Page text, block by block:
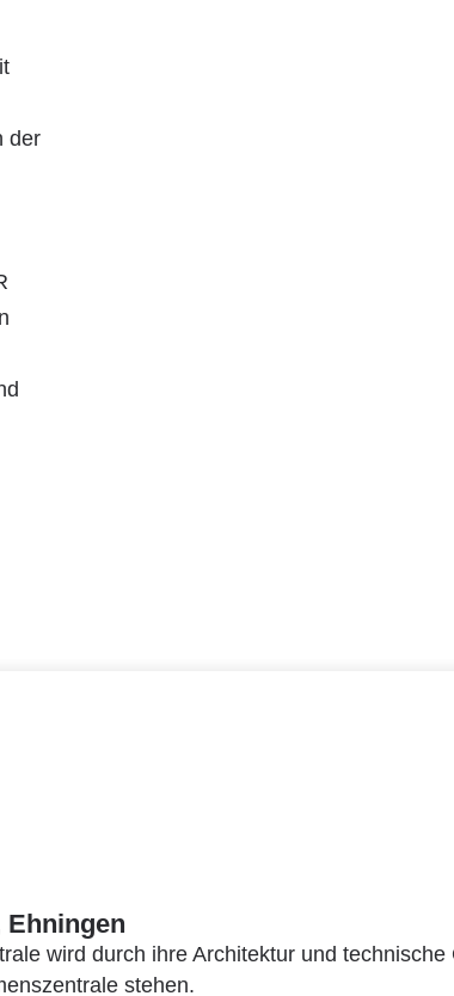
der
Ehningen
wird durch ihre Architektur und
stehen.